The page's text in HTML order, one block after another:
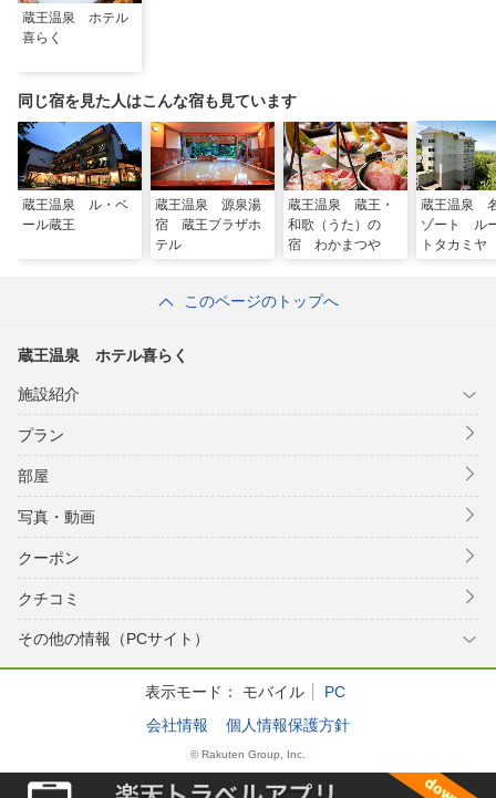
蔵王温泉 ホテル
喜らく
同じ宿を見た人はこんな宿も見ています
蔵王温泉 ル・ベ
ール蔵王
蔵王温泉 源泉湯
宿 蔵王プラザホ
テル
蔵王温泉 蔵王・
和歌（うた）の
宿 わかまつや
蔵王温泉
ゾート ル
トタカミヤ
このページのトップへ
蔵王温泉 ホテル喜らく
施設紹介
プラン
部屋
写真・動画
クーポン
クチコミ
その他の情報（PCサイト）
表示モード： モバイル
PC
会社情報
個人情報保護方針
© Rakuten Group, Inc.